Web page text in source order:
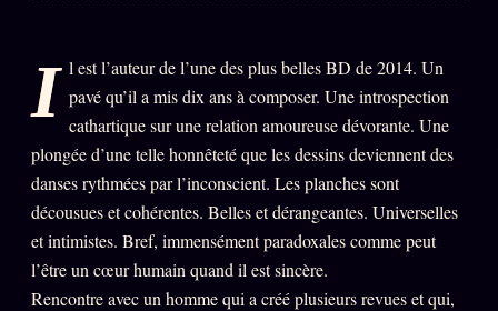
MACRONLEAKS SCANDALES
ALT NEWS GOSSIP
PRÉDICTIONS INFOFICTION
I l est l’auteur de l’une des plus belles BD de 2014. Un
pavé qu’il a mis dix ans à composer. Une introspection
cathartique sur une relation amoureuse dévorante. Une
plongée d’une telle honnêteté que les dessins deviennent des
danses rythmées par l’inconscient. Les planches sont
décousues et cohérentes. Belles et dérangeantes. Universelles
et intimistes. Bref, immensément paradoxales comme peut
l’être un cœur humain quand il est sincère.
Rencontre avec un homme qui a créé plusieurs revues et qui,